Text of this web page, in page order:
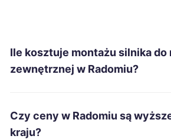
Malbork
Piekary Śląskie
Ile kosztuje montażu silnika do
zewnętrznej w Radomiu?
Czy ceny w Radomiu są
kraju?